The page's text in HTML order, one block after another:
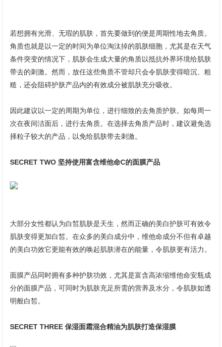
若想拥有光滑、无瑕的肌肤，首先要做到的便是周期性地去角质。
角质也就是以一定的时间为单位淘汰掉的肌肤细胞，尤其是在天气
条件突变的情况下，肌肤会生成大量的角质以抵抗外界环境给肌肤
带去的刺激。然而，放任这些角质不管却只会令肌肤变得暗沉、粗
糙，还会阻碍护肤产品内的有效成分被肌肤充分吸收。
因此建议以一定的周期为单位，进行细致的去角质护肤。如每周一
次在夜间洁面后，进行去角质。在选择去角质产品时，建议避免选
择粒子较大的产品，以免给肌肤带去刺激。
SECRET TWO 坚持使用富含维他命C的面膜产品
大部分女性都认为白皙肌肤是天生，然而正确的美白护肤可有效令
肌肤变得更加白皙。在众多的美白成分中，维他命成分不但有卓越
的美白功效它更能有效的唤起肌肤潜在的能量，令肌肤更有活力。
面膜产品同时拥有多种护肤功效，尤其是富含高浓缩维他命安瓶成
分的面膜产品，可同时为肌肤充足所需的营养及水分，令肌肤如透
明般白皙。
SECRET THREE 保湿面霜混合精油为肌肤打造保湿膜